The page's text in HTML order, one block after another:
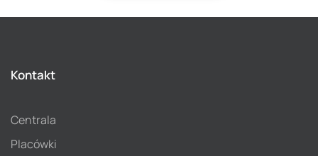
Kontakt
Centrala
Placówki